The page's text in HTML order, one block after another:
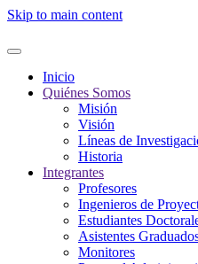
Skip to main content
Inicio
Quiénes Somos
Misión
Visión
Líneas de
Historia
Integrantes
Profesores
Ingenieros de
Estudiantes
Asistentes
Monitores